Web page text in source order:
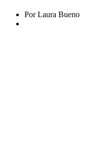
Por Laura Bueno